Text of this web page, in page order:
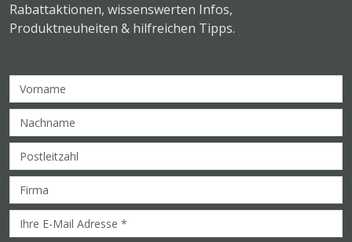
Rabattaktionen, wissenswerten Infos,
Produktneuheiten & hilfreichen Tipps.